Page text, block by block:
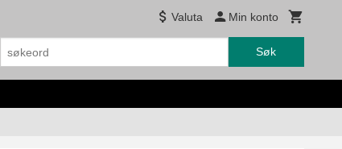
Valuta Min konto
Søk